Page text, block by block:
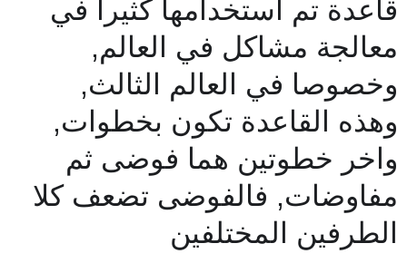
قاعدة تم استخدامها كثيرا في
معالجة مشاكل في العالم,
وخصوصا في العالم الثالث,
وهذه القاعدة تكون بخطوات,
واخر خطوتين هما فوضى ثم
مفاوضات, فالفوضى تضعف كلا
الطرفين المختلفين